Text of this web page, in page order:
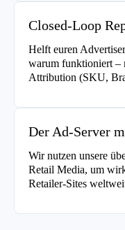
Closed-Loop
Helft euren
warum funktioniert –
Attribution (SKU,
Der Ad-Server
Wir nutzen unsere
Retail Media, um
Retailer-Sites